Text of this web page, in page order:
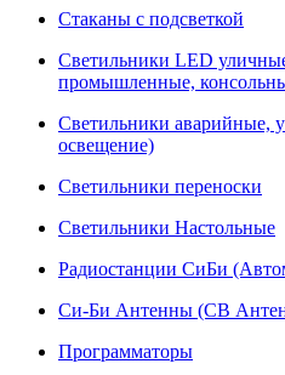
Стаканы с подсветкой
Светильники LED
промышленные,
Светильники аварийные,
освещение)
Светильники переноски
Светильники Настольные
Радиостанции СиБи
Си-Би Антенны (СВ
Программаторы